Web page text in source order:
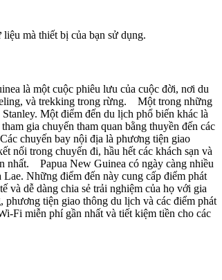
mà thiết bị của bạn sử dụng.
là một cuộc phiêu lưu của cuộc đời, nơi du
và trekking trong rừng. Một trong những
Một điểm đến du lịch phổ biến khác là
gia chuyến tham quan bằng thuyền đến các
chuyến bay nội địa là phương tiện giao
nối trong chuyến đi, hầu hết các khách sạn và
nhất. Papua New Guinea có ngày càng nhiều
Những điểm đến này cung cấp điểm phát
và dễ dàng chia sẻ trải nghiệm của họ với gia
tiện giao thông du lịch và các điểm phát
Fi miễn phí gần nhất và tiết kiệm tiền cho các